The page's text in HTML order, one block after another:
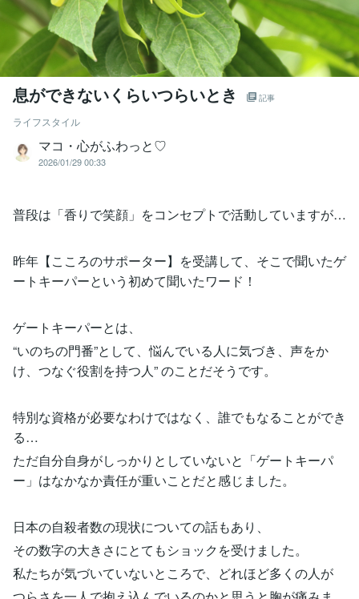
息ができないくらいつらいとき 記事
ライフスタイル
マコ・心がふわっと♡
2026/01/29 00:33
普段は「香りで笑顔」をコンセプトで活動していますが…
昨年【こころのサポーター】を受講して、そこで聞いたゲ
ートキーパーという初めて聞いたワード！
ゲートキーパーとは、
“いのちの門番”として、悩んでいる人に気づき、声をか
け、つなぐ役割を持つ人” のことだそうです。
特別な資格が必要なわけではなく、誰でもなることができ
る…
ただ自分自身がしっかりとしていないと「ゲートキーパ
ー」はなかなか責任が重いことだと感じました。
日本の自殺者数の現状についての話もあり、
その数字の大きさにとてもショックを受けました。
私たちが気づいていないところで、どれほど多くの人が